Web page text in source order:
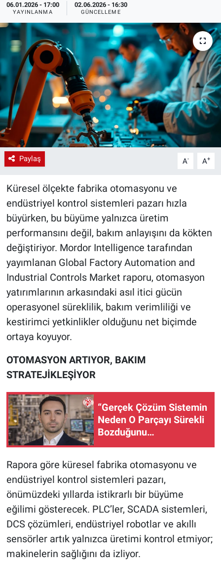
06.01.2026 - 17:00
YAYINLANMA
02.06.2026 - 16:30
GÜNCELLEME
Paylaş A- A+
Küresel ölçekte fabrika otomasyonu ve
endüstriyel kontrol sistemleri pazarı hızla
büyürken, bu büyüme yalnızca üretim
performansını değil, bakım anlayışını da kökten
değiştiriyor. Mordor Intelligence tarafından
yayımlanan Global Factory Automation and
Industrial Controls Market raporu, otomasyon
yatırımlarının arkasındaki asıl itici gücün
operasyonel süreklilik, bakım verimliliği ve
kestirimci yetkinlikler olduğunu net biçimde
ortaya koyuyor.
OTOMASYON ARTIYOR, BAKIM
STRATEJİKLEŞİYOR
“Gerçek Çözüm Sistemin
Neden O Parçayı Sürekli
Bozduğunu
Anlayabilmektedir”
Rapora göre küresel fabrika otomasyonu ve
endüstriyel kontrol sistemleri pazarı,
önümüzdeki yıllarda istikrarlı bir büyüme
eğilimi gösterecek. PLC’ler, SCADA sistemleri,
DCS çözümleri, endüstriyel robotlar ve akıllı
sensörler artık yalnızca üretimi kontrol etmiyor;
makinelerin sağlığını da izliyor.
Ağır Sanayi Çözümleri